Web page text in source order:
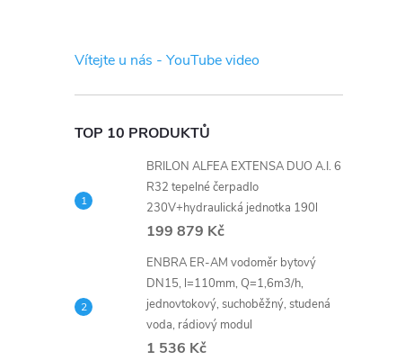
t
r
a
n
p
Vítejte u nás - YouTube video
TOP 10 PRODUKTŮ
BRILON ALFEA EXTENSA DUO A.I. 6
R32 tepelné čerpadlo
230V+hydraulická jednotka 190l
199 879 Kč
ENBRA ER-AM vodoměr bytový
DN15, l=110mm, Q=1,6m3/h,
jednovtokový, suchoběžný, studená
voda, rádiový modul
1 536 Kč